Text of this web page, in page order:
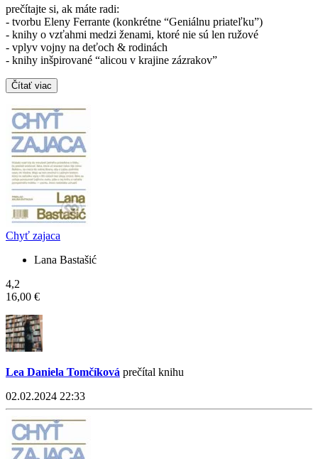
prečítajte si, ak máte radi:
- tvorbu Eleny Ferrante (konkrétne “Geniálnu priateľku”)
- knihy o vzťahmi medzi ženami, ktoré nie sú len ružové
- vplyv vojny na deťoch & rodinách
- knihy inšpirované “alicou v krajine zázrakov”
Čítať viac
Chyť zajaca
Lana Bastašić
4,2
16,00 €
Lea Daniela Tomčíková prečítal knihu
02.02.2024 22:33